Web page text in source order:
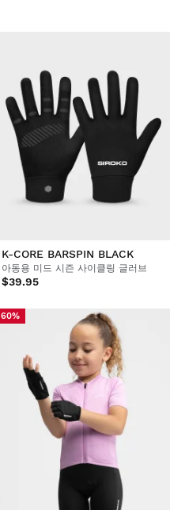
K-CORE BARSPIN BLACK
아동용 미드 시즌 사이클링 글러브
$39.95
60%